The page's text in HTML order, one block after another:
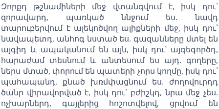
Զորքդ թշնամիների մեջ վտանգվում է, իսկ դու`
զորավարդ, պառկած ննջում ես. նավդ
տարուբերվում է ալեկոծվող ալիքների մեջ, իսկ դու`
նավապետդ, անհոգ նստած ես. գազանները մտել են
այգիդ և ապականում են այն, իսկ դու` այգեգործդ,
հարաժամ տեսնում և անտեսում ես այդ. գողերը,
ներս մտած, փորում են պատերի չորս կողմը, իսկ դու`
պահապանդ, քնած խռմփացնում ես. ժողովուրդդ
ծանր վիրավորված է, իսկ դու` բժիշկդ, նրա մեջ չես.
ոչխարներդ, գայլերից հոշոտվելով, ցրվում են